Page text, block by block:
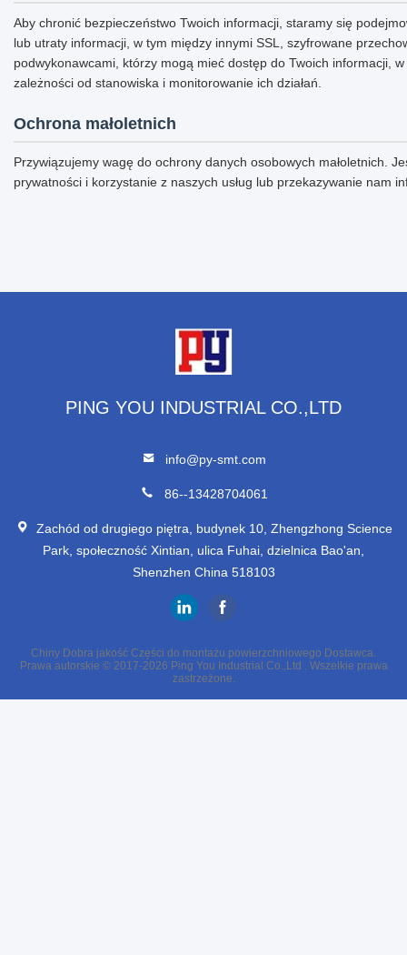
Aby chronić bezpieczeństwo Twoich informacji, staramy się
lub utraty informacji, w tym między innymi SSL, szyfrowane
podwykonawcami, którzy mogą mieć dostęp do Twoich informacji,
zależności od stanowiska i monitorowanie ich działań.
Ochrona małoletnich
Przywiązujemy wagę do ochrony danych osobowych małoletnich.
prywatności i korzystanie z naszych usług lub przekazywanie nam
PING YOU INDUSTRIAL CO.,LTD
info@py-smt.com
86--13428704061
Zachód od drugiego piętra, budynek 10, Zhengzhong Science
Park, społeczność Xintian, ulica Fuhai, dzielnica Bao'an,
Shenzhen China 518103
Chiny Dobra jakość Części do montażu powierzchniowego Dostawca.
Prawa autorskie © 2017-2026 Ping You Industrial Co.,Ltd . Wszelkie prawa
zastrzeżone.